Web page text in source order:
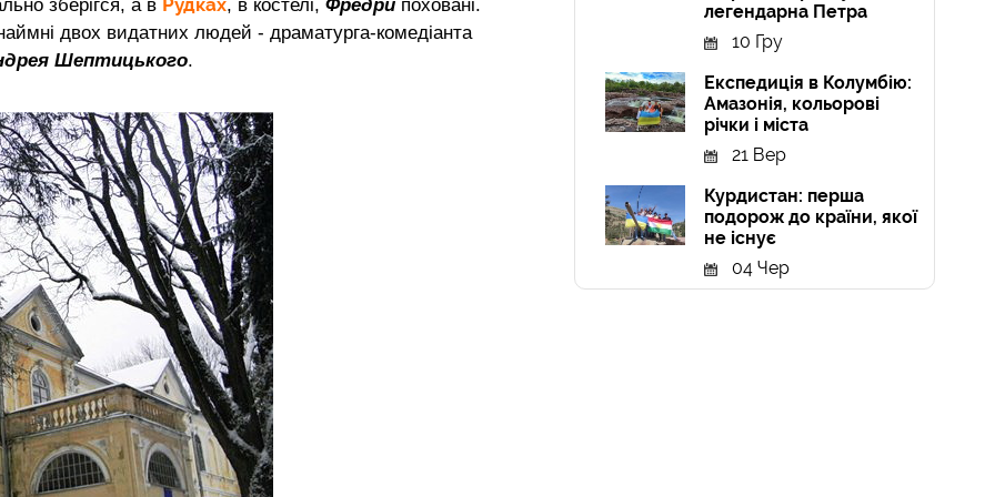
зберігся, а в , в костелі, Фредри поховані.
двох видатних людей - драматурга-комедіанта
Шептицького.
легендарна Петра
10 Гру
Експедиція в Колумбію:
Амазонія, кольорові
річки і міста
21 Вер
Курдистан: перша
подорож до країни, якої
не існує
04 Чер